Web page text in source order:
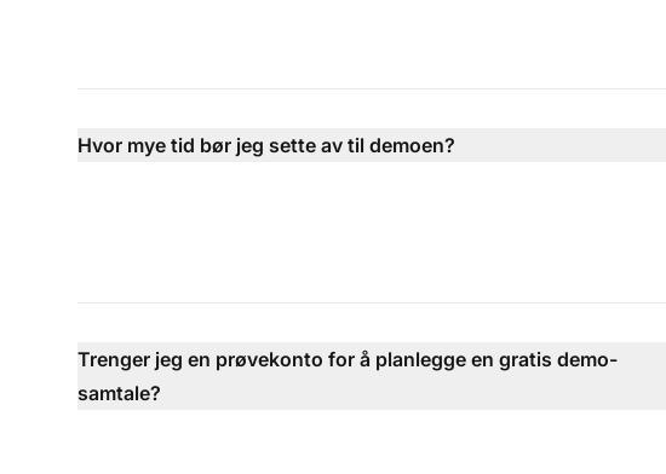
Hvor mye tid bør jeg sette av til demoen?
Trenger jeg en prøvekonto for å planlegge en gratis demo-
samtale?